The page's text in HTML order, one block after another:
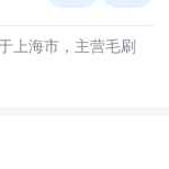
上海市，主营毛刷